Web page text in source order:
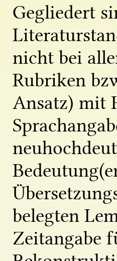
Gegliedert
nicht bei
Rubriken
Ansatz) mit
belegten
Zeitangabe